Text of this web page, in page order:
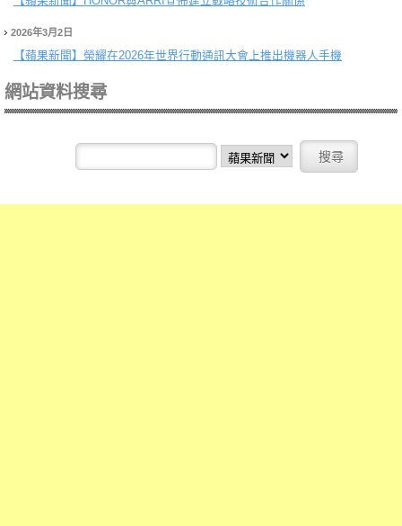
2026年3月2日
【蘋果新聞】 榮耀在2026年世界行動通訊大會上推出機器人手機
網站資料搜尋